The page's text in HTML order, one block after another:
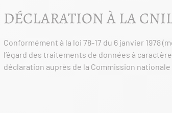
DÉCLARATION À LA
Conformément à la loi 78-17 du 6 janvier 1978
l’égard des traitements de données à
déclaration auprès de la Commission